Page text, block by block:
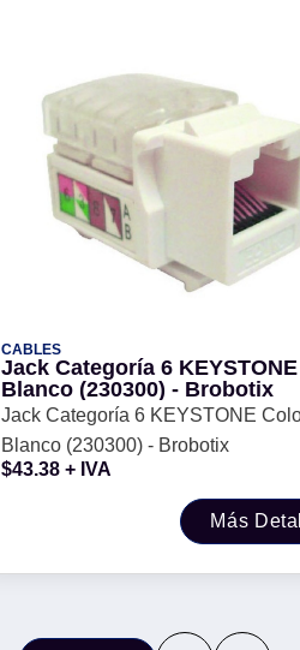
CABLES
Jack Categoría 6
Blanco (230300) - Brobotix
Jack Categoría 6 KEYSTONE
Blanco (230300) - Brobotix
$43.38 + IVA
Más